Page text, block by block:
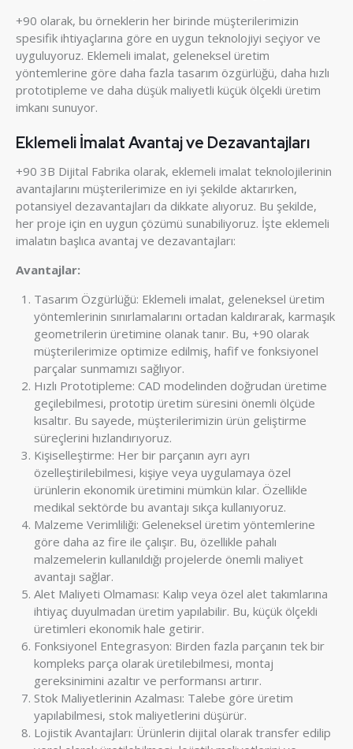
+90 olarak, bu örneklerin her birinde müşterilerimizin
spesifik ihtiyaçlarına göre en uygun teknolojiyi seçiyor ve
uyguluyoruz. Eklemeli imalat, geleneksel üretim
yöntemlerine göre daha fazla tasarım özgürlüğü, daha hızlı
prototipleme ve daha düşük maliyetli küçük ölçekli üretim
imkanı sunuyor.
Eklemeli İmalat Avantaj ve Dezavantajları
+90 3B Dijital Fabrika olarak, eklemeli imalat teknolojilerinin
avantajlarını müşterilerimize en iyi şekilde aktarırken,
potansiyel dezavantajları da dikkate alıyoruz. Bu şekilde,
her proje için en uygun çözümü sunabiliyoruz. İşte eklemeli
imalatın başlıca avantaj ve dezavantajları:
Avantajlar:
Tasarım Özgürlüğü: Eklemeli imalat, geleneksel üretim
yöntemlerinin sınırlamalarını ortadan kaldırarak, karmaşık
geometrilerin üretimine olanak tanır. Bu, +90 olarak
müşterilerimize optimize edilmiş, hafif ve fonksiyonel
parçalar sunmamızı sağlıyor.
Hızlı Prototipleme: CAD modelinden doğrudan üretime
geçilebilmesi, prototip üretim süresini önemli ölçüde
kısaltır. Bu sayede, müşterilerimizin ürün geliştirme
süreçlerini hızlandırıyoruz.
Kişiselleştirme: Her bir parçanın ayrı ayrı
özelleştirilebilmesi, kişiye veya uygulamaya özel
ürünlerin ekonomik üretimini mümkün kılar. Özellikle
medikal sektörde bu avantajı sıkça kullanıyoruz.
Malzeme Verimliliği: Geleneksel üretim yöntemlerine
göre daha az fire ile çalışır. Bu, özellikle pahalı
malzemelerin kullanıldığı projelerde önemli maliyet
avantajı sağlar.
Alet Maliyeti Olmaması: Kalıp veya özel alet takımlarına
ihtiyaç duyulmadan üretim yapılabilir. Bu, küçük ölçekli
üretimleri ekonomik hale getirir.
Fonksiyonel Entegrasyon: Birden fazla parçanın tek bir
kompleks parça olarak üretilebilmesi, montaj
gereksinimini azaltır ve performansı artırır.
Stok Maliyetlerinin Azalması: Talebe göre üretim
yapılabilmesi, stok maliyetlerini düşürür.
Lojistik Avantajları: Ürünlerin dijital olarak transfer edilip